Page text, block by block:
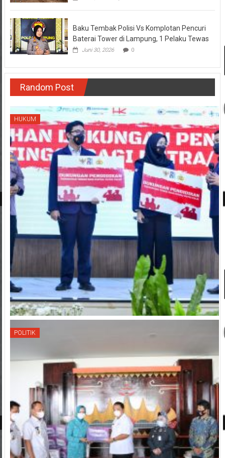
Baku Tembak Polisi Vs Komplotan Pencuri
Baterai Tower di Lampung, 1 Pelaku Tewas
Juni 30, 2026 0
Random Post
HUKUM
POLITIK